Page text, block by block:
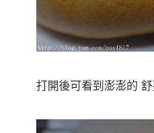
打開後可看到澎澎的